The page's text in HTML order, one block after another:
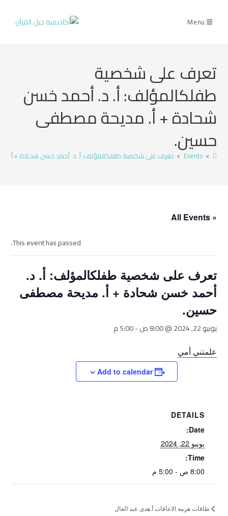
Menu
تعرف على شخصية
طفلكالمؤلف: أ. د. أحمد خسن
شحادة + أ. مديحة مصطفى
حسين.
>
Events
> تعرف على شخصية طفلكالمؤلف: أ. د. أحمد خسن شحادة +
« All Events
This event has passed.
تعرف على شخصية طفلكالمؤلف: أ. د.
أحمد خسن شحادة + أ. مديحة مصطفى
حسين.
يونيو 22, 2024 @ 8:00 ص -5:00 م
علمتني أمي
Add to calendar
DETAILS
Date:
يونيو 22, 2024
Time:
8:00 ص - 5:00 م
طاقات هزمة الاعاقات أ.هدى عبد العال